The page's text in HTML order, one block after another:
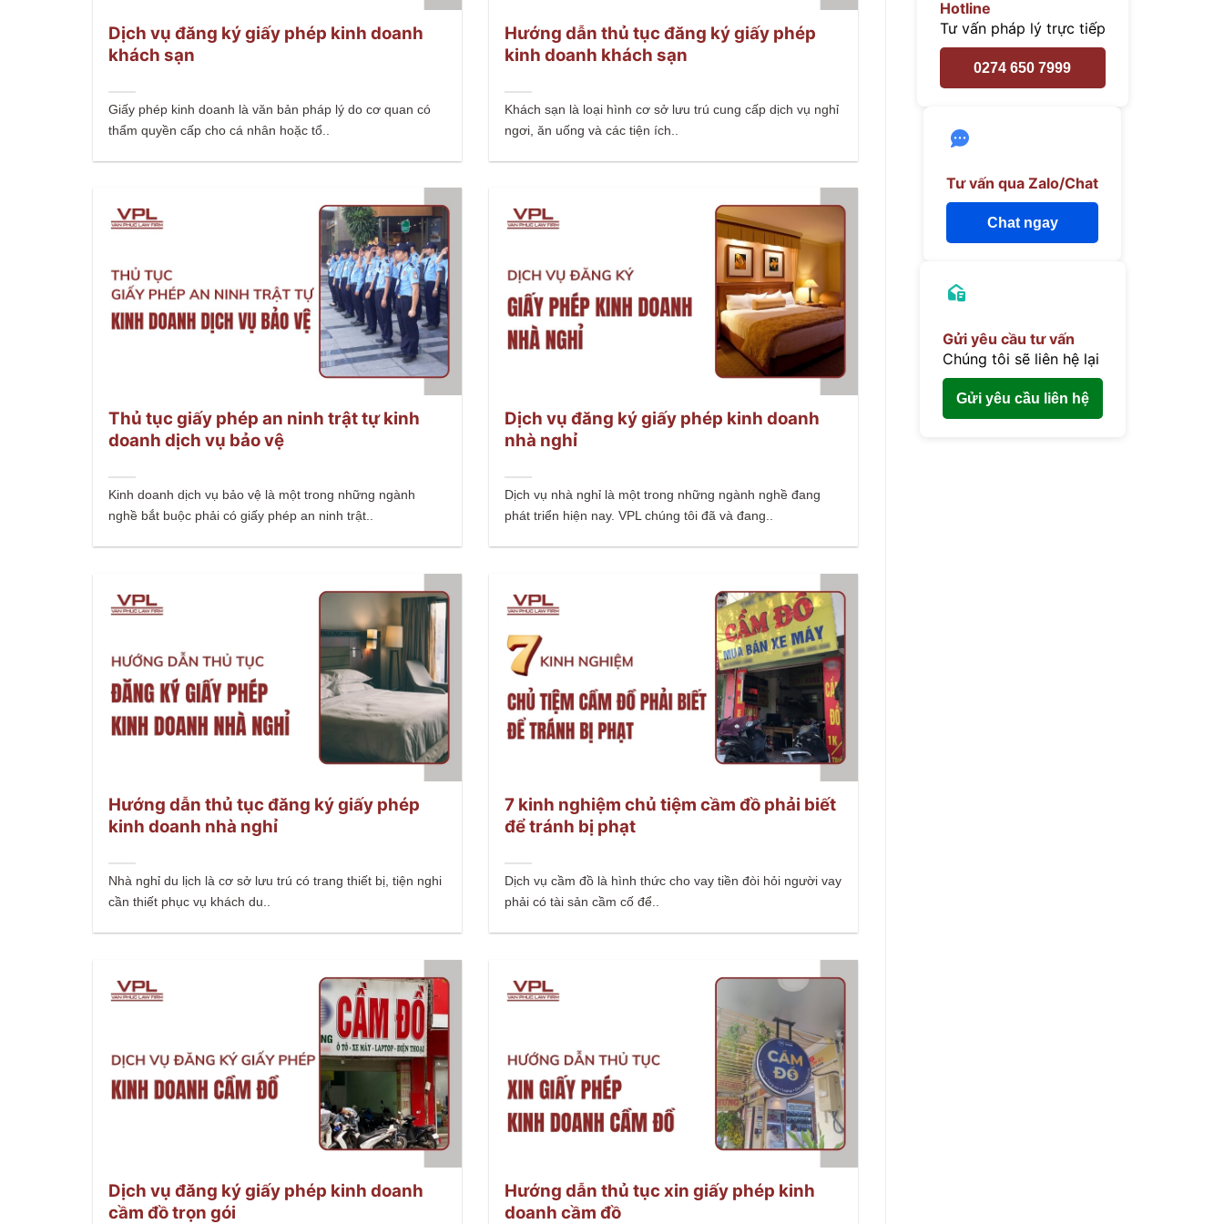
Dịch vụ đăng ký giấy phép kinh doanh
khách sạn
Giấy phép kinh doanh là văn bản pháp lý do cơ quan có
thẩm quyền cấp cho cá nhân hoặc tổ..
Hướng dẫn thủ tục đăng ký giấy phép
kinh doanh khách sạn
Khách sạn là loại hình cơ sở lưu trú cung cấp dịch vụ nghỉ
ngơi, ăn uống và các tiện ích..
Thủ tục giấy phép an ninh trật tự kinh
doanh dịch vụ bảo vệ
Kinh doanh dịch vụ bảo vệ là một trong những ngành
nghề bắt buộc phải có giấy phép an ninh trật..
Dịch vụ đăng ký giấy phép kinh doanh
nhà nghỉ
Dịch vụ nhà nghỉ là một trong những ngành nghề đang
phát triển hiện nay. VPL chúng tôi đã và đang..
Hướng dẫn thủ tục đăng ký giấy phép
kinh doanh nhà nghỉ
Nhà nghỉ du lịch là cơ sở lưu trú có trang thiết bị, tiện nghi
cần thiết phục vụ khách du..
7 kinh nghiệm chủ tiệm cầm đồ phải biết
để tránh bị phạt
Dịch vụ cầm đồ là hình thức cho vay tiền đòi hỏi người vay
phải có tài sản cầm cố để..
Dịch vụ đăng ký giấy phép kinh doanh
cầm đồ trọn gói
Hướng dẫn thủ tục xin giấy phép kinh
doanh cầm đồ
Hotline
Tư vấn pháp lý trực tiếp
0274 650 7999
Tư vấn qua Zalo/Chat
Chat ngay
Gửi yêu cầu tư vấn
Chúng tôi sẽ liên hệ lại
Gửi yêu cầu liên hệ